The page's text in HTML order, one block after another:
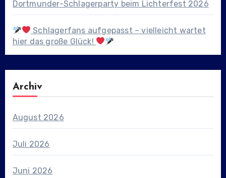
Dortmunder-Schlagerparty beim Lichterfest 2026
Schlagerfans aufgepasst – vielleicht wartet
hier das große Glück!
Archiv
August 2026
Juli 2026
Juni 2026